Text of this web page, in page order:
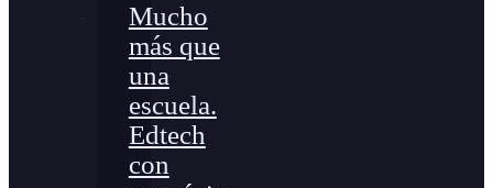
Mucho
más que
una
escuela.
Edtech
con